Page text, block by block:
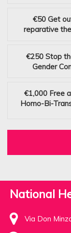
€50 Get
reparative
€250 Stop
Gender
€1,000 Free
Homo-Bi-
National
Via Don